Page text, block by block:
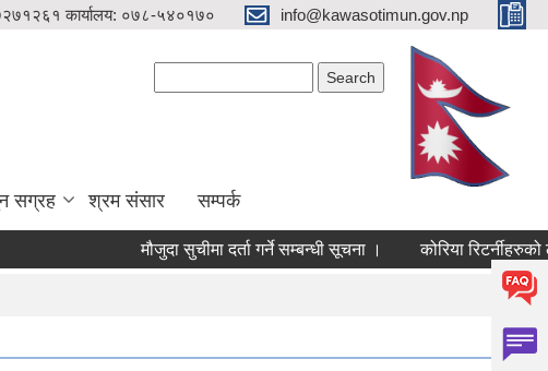
कार्यालय: ०७८-५४०१७० info@kawasotimun.gov.np
सग्रह श्रम संसार सम्पर्क
मौजुदा सुचीमा दर्ता गर्ने सम्बन्धी सूचना । कोरिया